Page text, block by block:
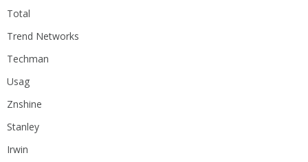
Total
Trend Networks
Techman
Usag
Znshine
Stanley
Irwin